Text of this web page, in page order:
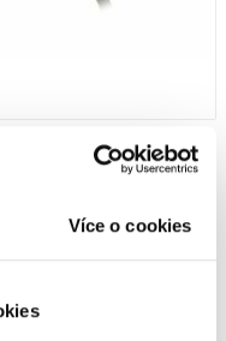
Více o cookies
MODUL BRZDOVÉHO